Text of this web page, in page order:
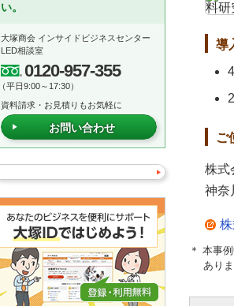
導
ご
株式
神奈
＊ 本事
あり
い。
大塚商会 インサイドビジネスセンター
LED相談室
0120-957-355
（平日9:00～17:30）
資料請求・お見積りもお気軽に
お問い合わせ